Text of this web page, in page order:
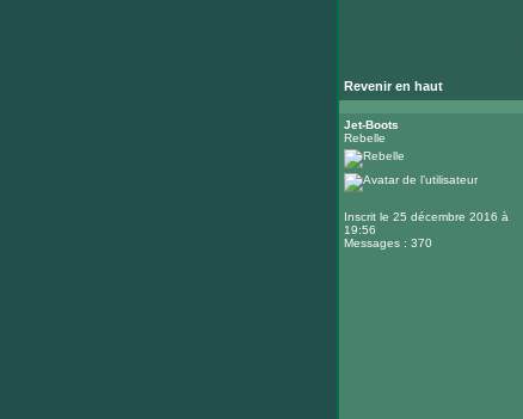
Revenir en haut
Jet-Boots
Rebelle
Inscrit le 25 décembre 2016 à
19:56
Messages : 370